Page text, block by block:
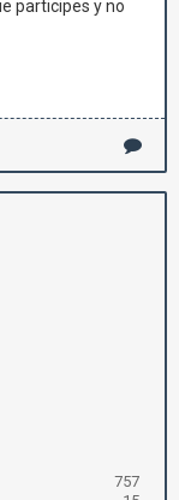
participes y no
757